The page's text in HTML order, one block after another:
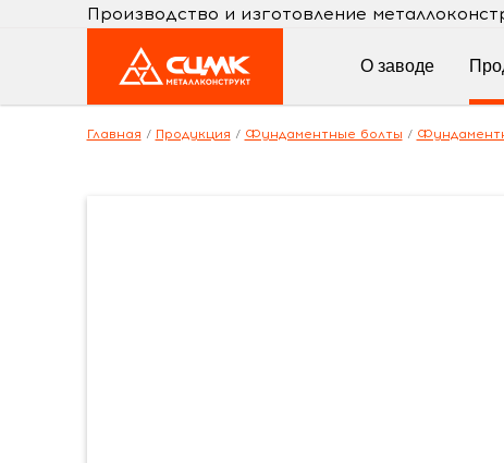
Производство и изготовление
О заводе
Главная / Продукция / Фундаментные болты /